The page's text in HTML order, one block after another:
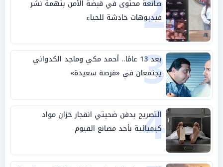
صانعة محتوى في قبضة الأمن بتهمة نشر
فيديوهات خادشة للحياء
3 بعد 13 عامًا.. أحمد مكي وماجد الكدواني
يجتمعان في «فرصة سعيدة»
4
التصريح بدفن ضحيتي انفجار خزان مواد
كيميائية بأحد مصانع الفيوم